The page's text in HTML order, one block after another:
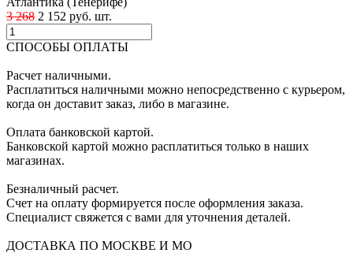
3 268 2 152 pуб. шт.
СПОСОБЫ ОПЛАТЫ
Расчет наличными.
Расплатиться наличными можно непосредственно с курьером,
когда он доставит заказ, либо в магазине.
Оплата банковской картой.
Банковской картой можно расплатиться только в наших
магазинах.
Безналичный расчет.
Счет на оплату формируется после оформления заказа.
Специалист свяжется с вами для уточнения деталей.
ДОСТАВКА ПО МОСКВЕ И МО